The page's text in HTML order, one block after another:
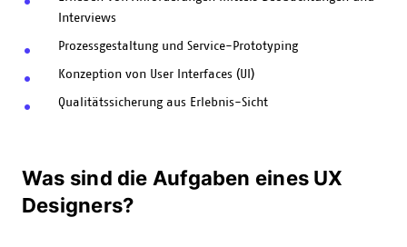
Interviews
Prozessgestaltung und Service-Prototyping
Konzeption von User Interfaces (UI)
Qualitätssicherung aus Erlebnis-Sicht
Was sind die Aufgaben eines UX
Designers?